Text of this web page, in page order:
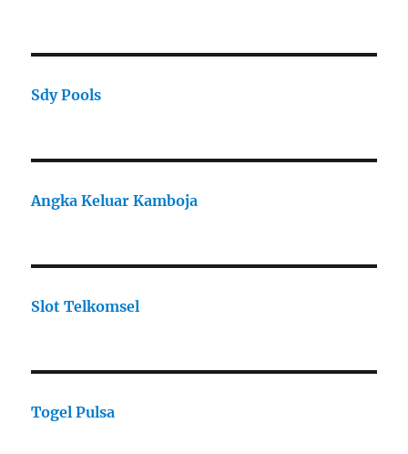
Sdy Pools
Angka Keluar Kamboja
Slot Telkomsel
Togel Pulsa